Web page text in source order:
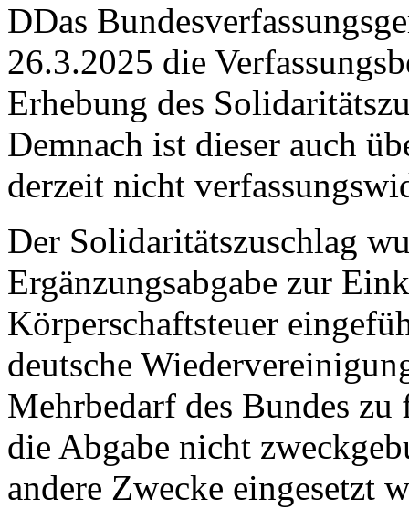
DDas
26.3.2025 die
Erhebung des
Demnach ist dieser auch
derzeit nicht
Der Solidaritätszuschlag
Ergänzungsabgabe zur
Körperschaftsteuer
deutsche
Mehrbedarf des Bundes
die Abgabe nicht
andere Zwecke eingesetzt